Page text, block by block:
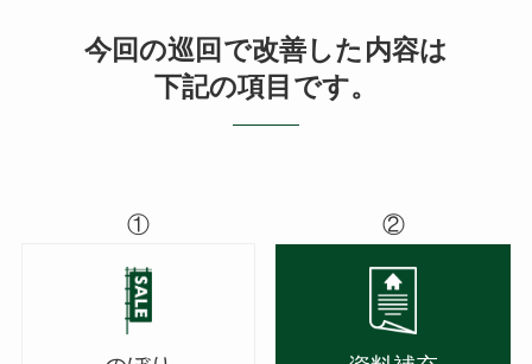
今回の巡回で改善した内容は
下記の項目です。
① ②